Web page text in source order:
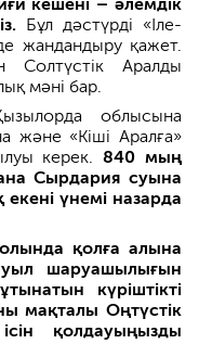
Бұл дәстүрді «Іле-
жандандыру қажет.
Солтүстік Аралды
мәні бар.
облысына
және «Кіші Аралға»
керек.840 мың
Сырдария суына
үнемі назарда
қолға алына
шаруашылығын
күріштікті
мақталы Оңтүстік
қолдауыңызды